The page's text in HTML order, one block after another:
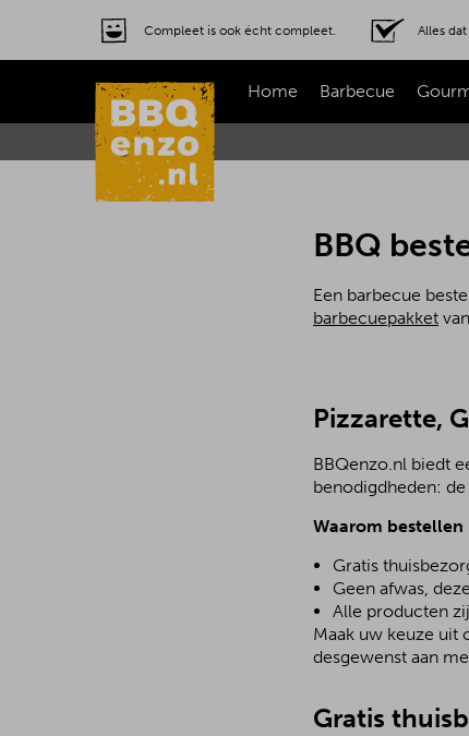
Compleet is ook écht compleet. Alles
Home Barbecue
BBQ
Een barbecue
barbecuepakket
Pizzarette,
BBQenzo.nl biedt
benodigdheden:
Waarom bestellen
Gratis
Geen afwas,
Alle producten
Maak uw keuze uit
desgewenst aan
Gratis